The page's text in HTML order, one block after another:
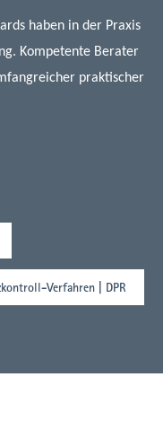
haben in der Praxis
Kompetente Berater
praktischer
Verfahren | DPR